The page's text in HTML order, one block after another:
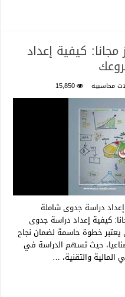
كيفية إعداد
محاسبيه 15,850
دراسة جدوى شاملة
كيفية إعداد دراسة جدوى
خطوة حاسمة لضمان نجاح
حيث تسهم الدراسة في
المالية والتقنية، …